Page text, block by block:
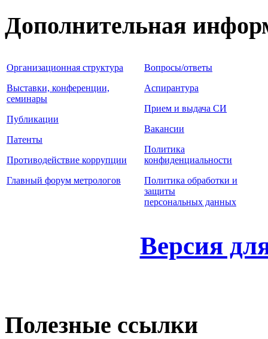
Дополнительная
Организационная структура
Выставки, конференции,
семинары
Публикации
Патенты
Противодействие коррупции
Главный форум метрологов
Вопросы/ответы
Аспирантура
Прием и выдача СИ
Вакансии
Политика
конфиденциальности
Политика обработки и
защиты
персональных данных
Версия
Полезные ссылки